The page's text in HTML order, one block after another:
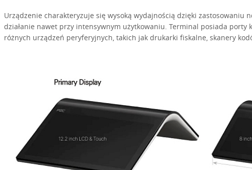
Urządzenie charakteryzuje się wysoką wydajnością dzięki zastosowaniu
działanie nawet przy intensywnym użytkowaniu. Terminal posiada porty
różnych urządzeń peryferyjnych, takich jak drukarki fiskalne, skanery